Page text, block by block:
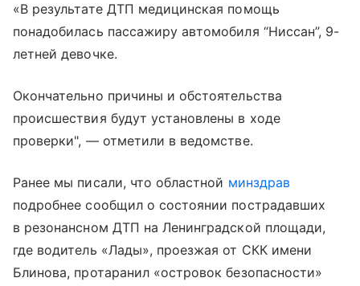
«В результате ДТП медицинская помощь
понадобилась пассажиру автомобиля “Ниссан”, 9-
летней девочке.
Окончательно причины и обстоятельства
происшествия будут установлены в ходе
проверки", — отметили в ведомстве.
Ранее мы писали, что областной минздрав
подробнее сообщил о состоянии пострадавших
в резонансном ДТП на Ленинградской площади,
где водитель «Лады», проезжая от СКК имени
Блинова, протаранил «островок безопасности»